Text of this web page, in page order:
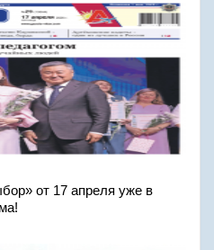
от 17 апреля уже в